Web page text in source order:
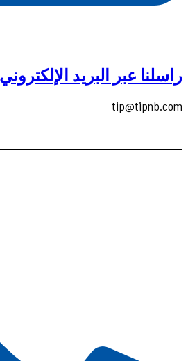
راسلنا عبر البريد الإلكتروني
tip@tipnb.com